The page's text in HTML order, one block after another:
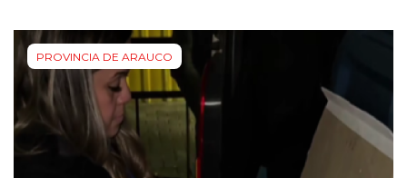
PROVINCIA DE ARAUCO